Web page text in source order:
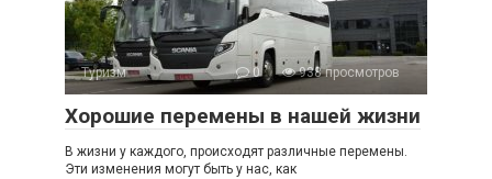
Туризм 0 938 просмотров
Хорошие перемены в нашей жизни
В жизни у каждого, происходят различные перемены.
Эти изменения могут быть у нас, как